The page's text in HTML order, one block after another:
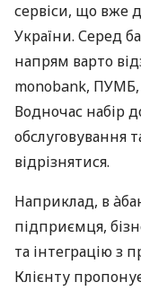
сервіси, що вже
України. Серед
напрям варто
monobank, ПУМБ,
Водночас набір
обслуговування
відрізнятися.
Наприклад, в
підприємця,
та інтеграцію з
Клієнту